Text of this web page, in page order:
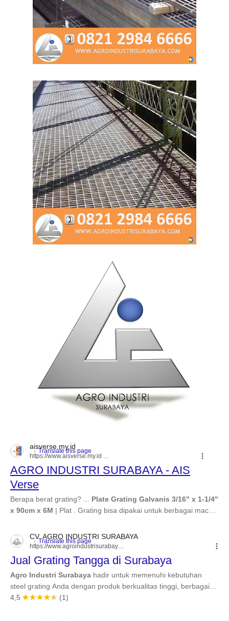
AGRO INDUSTRI SURABAYA - AIS
Verse
aisverse.my.id
https://www.aisverse.my.id
Berapa berat grating? ... Plate Grating Galvanis 3/16" x 1-1/4"
x 90cm x 6M | Plat . Grating bisa dipakai untuk berbagai macam
Jual Grating Tangga di Surabaya
CV. AGRO INDUSTRI SURABAYA
https://www.agroindustrisurabaya.com
Agro Industri Surabaya hadir untuk memenuhi kebutuhan
steel grating Anda dengan produk berkualitas tinggi, berbagai
ukuran dan model, serta layanan pelanggan ...
4,5 (1)